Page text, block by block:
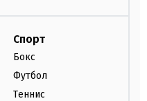
Спорт
Бокс
Футбол
Теннис